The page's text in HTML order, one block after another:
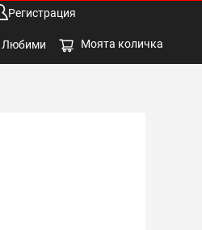
Регистрация
Любими Моята количка